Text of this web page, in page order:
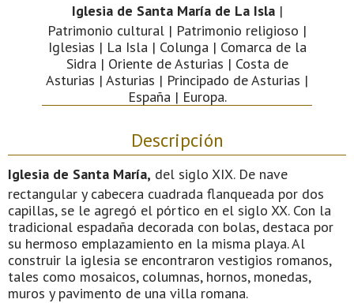
Iglesia de Santa María de La Isla|
Patrimonio cultural | Patrimonio religioso |
Iglesias | La Isla | Colunga | Comarca de la
Sidra | Oriente de Asturias | Costa de
Asturias | Asturias | Principado de Asturias |
España | Europa.
Descripción
Iglesia de Santa María, del siglo XIX. De nave
rectangular y cabecera cuadrada flanqueada por dos
capillas, se le agregó el pórtico en el siglo XX. Con la
tradicional espadaña decorada con bolas, destaca por
su hermoso emplazamiento en la misma playa. Al
construir la iglesia se encontraron vestigios romanos,
tales como mosaicos, columnas, hornos, monedas,
muros y pavimento de una villa romana.